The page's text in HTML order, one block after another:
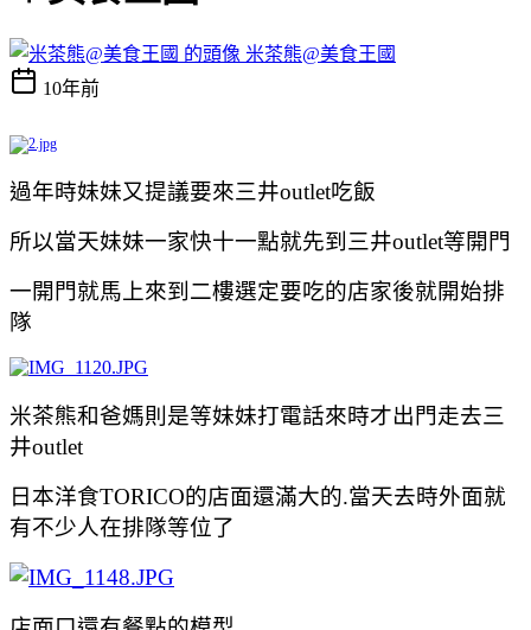
米茶熊@美食王國
10年前
過年時妹妹又提議要來三井outlet吃飯
所以當天妹妹一家快十一點就先到 三井outlet等開門
一開門就馬上來到二樓選定要吃的店家後就開始排
隊
米茶熊和爸媽則是等妹妹打電話來時才出門走去三
井outlet
日本洋食TORICO的店面還滿大的.當天去時外面就
有不少人在排隊等位了